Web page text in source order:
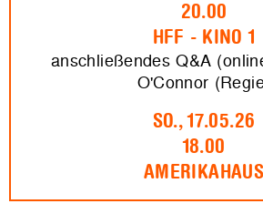
20.00
HFF - KINO 1
anschließendes Q&A
O'Connor
SO., 17.05.26
18.00
AMERIKAHAUS